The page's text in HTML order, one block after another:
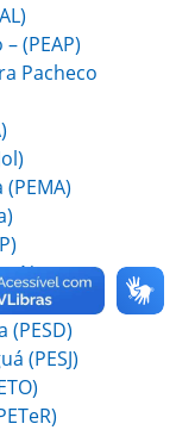
(PEAP)
Pacheco
Novas
(PESJ)